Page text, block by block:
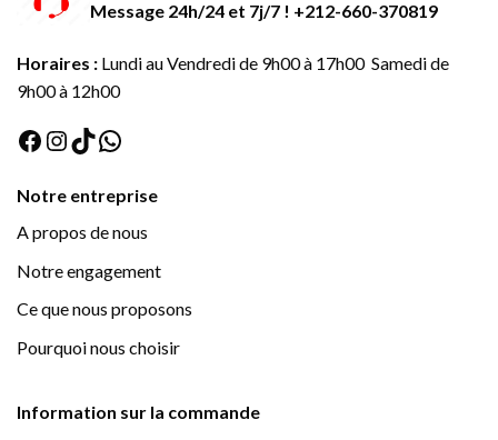
Message 24h/24 et 7j/7 ! +212-660-370819
Horaires : Lundi au Vendredi de 9h00 à 17h00 Samedi de
9h00 à 12h00
Facebook Instagram TikTok WhatsApp
Notre entreprise
A propos de nous
Notre engagement
Ce que nous proposons
Pourquoi nous choisir
Information sur la commande